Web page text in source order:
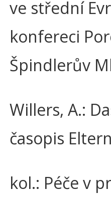
ve střední
konfereci
Špindlerův
Willers, A.:
časopis
kol.: Péče v